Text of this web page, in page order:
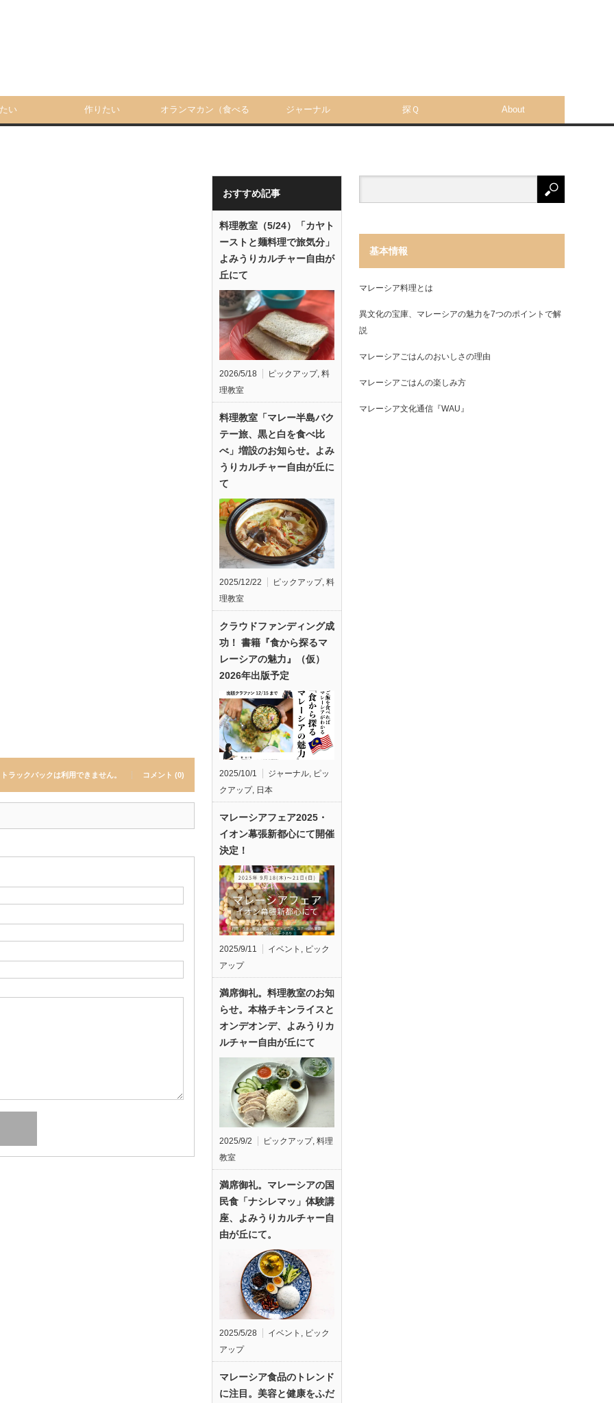
い 作りたい オランマカン（食べる ジャーナル 探Ｑ About
トラックバックは利用できません。 コメント (0)
おすすめ記事
料理教室（5/24）「カヤト
ーストと麺料理で旅気分」
よみうりカルチャー自由が
丘にて
2026/5/18 ピックアップ, 料
理教室
料理教室「マレー半島バク
テー旅、黒と白を食べ比
べ」増設のお知らせ。よみ
うりカルチャー自由が丘に
て
2025/12/22 ピックアップ, 料
理教室
クラウドファンディング成
功！ 書籍『食から探るマ
レーシアの魅力』（仮）
2026年出版予定
2025/10/1 ジャーナル, ピッ
クアップ, 日本
マレーシアフェア2025・
イオン幕張新都心にて開催
決定！
2025/9/11 イベント , ピック
アップ
満席御礼。料理教室のお知
らせ。本格チキンライスと
オンデオンデ、よみうりカ
ルチャー自由が丘にて
2025/9/2 ピックアップ, 料理
教室
満席御礼。マレーシアの国
民食「ナシレマッ」体験講
座、よみうりカルチャー自
由が丘にて。
2025/5/28 イベント , ピック
アップ
マレーシア食品のトレンド
に注目。美容と健康をふだ
基本情報
マレーシア料理とは
異文化の宝庫、マレーシアの魅力を7つのポイントで解
説
マレーシアごはんのおいしさの理由
マレーシアごはんの楽しみ方
マレーシア文化通信『WAU』